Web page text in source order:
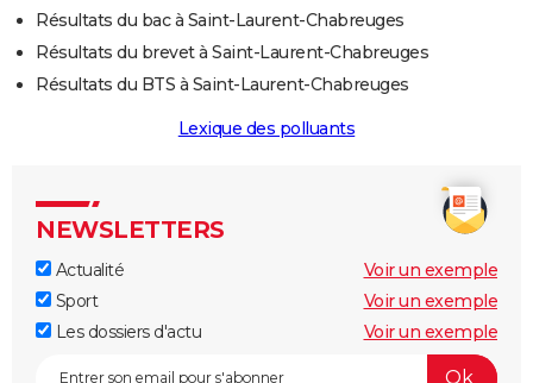
Résultats du bac à Saint-Laurent-Chabreuges
Résultats du brevet à Saint-Laurent-Chabreuges
Résultats du BTS à Saint-Laurent-Chabreuges
Lexique des polluants
NEWSLETTERS
Actualité
Voir un exemple
Sport
Voir un exemple
Les dossiers d'actu
Voir un exemple